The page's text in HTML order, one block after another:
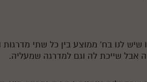
שיש לנו בח' ממוצע בין כל שתי מדרגות
אבל שייכת לה וגם למדרגה שמעליה.